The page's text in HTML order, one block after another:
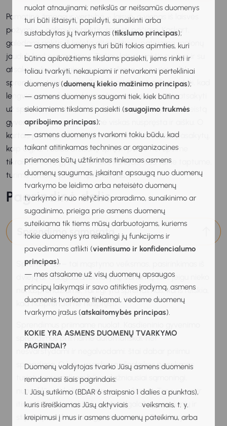
nuolat atnaujinami; netikslūs ar neišsamūs duomenys
turi būti ištaisyti, papildyti, sunaikinti arba
sustabdytas jų tvarkymas (tikslumo principas);
— asmens duomenys turi būti tokios apimties, kuri
būtina apibrėžtiems tikslams pasiekti, jiems rinkti ir
toliau tvarkyti, nekaupiami ir netvarkomi pertekliniai
duomenys (duomenų kiekio mažinimo principas);
— asmens duomenys saugomi tiek, kiek būtina
siekiamiems tikslams pasiekti (saugojimo trukmės
apribojimo principas);
— asmens duomenys tvarkomi tokiu būdu, kad
taikant atitinkamas technines ar organizacines
priemones būtų užtikrintas tinkamas asmens
duomenų saugumas, įskaitant apsaugą nuo duomenų
tvarkymo be leidimo arba neteisėto duomenų
tvarkymo ir nuo netyčinio praradimo, sunaikinimo ar
sugadinimo, prieiga prie asmens duomenų
suteikiama tik tiems mūsų darbuotojams, kuriems
tokie duomenys yra reikalingi jų funkcijoms ir
pavedimams atlikti (vientisumo ir konfidencialumo
principas).
— mes atsakome už visų duomenų apsaugos
principų laikymąsi ir savo atitikties įrodymą, asmens
duomenis tvarkome tinkamai, vedame duomenų
tvarkymo įrašus (atskaitomybės principas).
KOKIE YRA ASMENS DUOMENŲ TVARKYMO
PAGRINDAI?
Duomenų valdytojas tvarko Jūsų asmens duomenis
remdamasi šiais pagrindais:
1. Jūsų sutikimo (BDAR 6 straipsnio 1 dalies a punktas),
kuris išreiškiamas Jūsų aktyviais veiksmais, t. y.
kreipimusi į mus ir asmens duomenų pateikimu, arba
Pamatinė žmogaus vertybė – laisvė, o vienas iš laisvės
požymių – galimybė rinktis, spręsti pačiam. Kaskart,
galėdami rinktis iš keleto alternatyvų, patiriame malonų
jaudulį, kad esame laisvi. Tačiau laisvė rinktis susijusi ir su
atsakomybe už priimtus sprendimus, su nerimu dėl
sprendimų teisingumo. Todėl kartais net gali atrodyti, kad
lengviau atsisakyti rinkimosi laisvės, nei spręsti ir atsakyti
už sprendimus. Nutinka, kad pasvajojame apie atskleistą
gyvenimo scenarijų, kuriame viskas nuspręsta ir aišku. O
kartais primygtinai prašome, kad kas nors kitas pasakytų,
kaip elgtis. Tačiau atsisakę spręsti patys netapsime
tikraisiais savo gyvenimo kelio kūrėjais. Kad tokie taptume,
turime išmokti priimti sprendimus.
Pagrindinė dalis
Sprendimo samprata
Sprendimas – tai mąstymo veiksmas, pasirinkimas iš
dviejų ar daugiau alternatyvų, variantų. Net jeigu nieko
nenusprendžiame, tai irgi yra sprendimas, kuris reiškia,
kad nusprendėme nespręsti.
sprendimus priimame automatiškai, net
nesvarstydami ir negalvodami: štai dabar priimu
sprendimą. O kiti – svarbesni, ilgalaikes pasekmes
turintys sprendimai būna dažniausiai sąmoningi,
nuoseklūs ir tikslingi pažinimo veiksmai. Tarp jų yra ir
itin reikšmingų, tokių, kurie turi ilgalaikių pasekmių ir
stipriai paveikia visas gyvenimo sritis. Tai – karjeros